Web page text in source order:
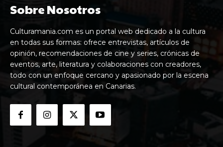
Sobre Nosotros
Culturamania.com es un portal web dedicado a la cultura
en todas sus formas: ofrece entrevistas, artículos de
opinión, recomendaciones de cine y series, crónicas de
eventos, arte, literatura y colaboraciones con creadores,
todo con un enfoque cercano y apasionado por la escena
cultural contemporánea en Canarias.